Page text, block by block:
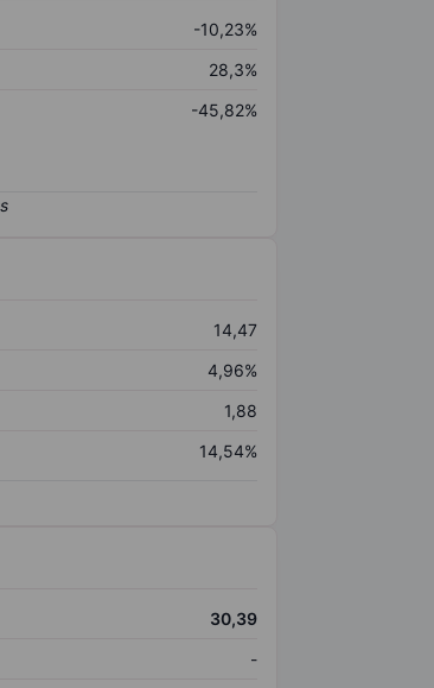
-10,23%
28,3%
-45,82%
14,47
4,96%
1,88
14,54%
30,39
-